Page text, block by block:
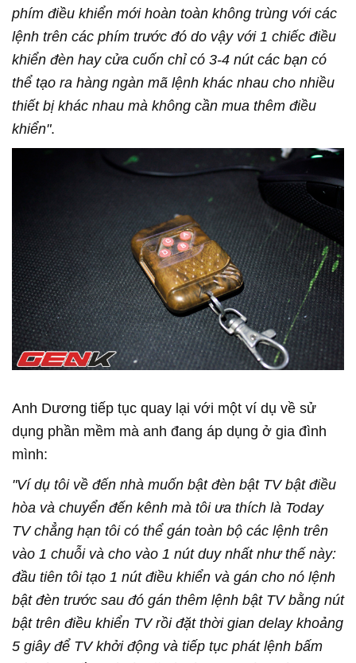
phím điều khiển mới hoàn toàn không trùng với các
lệnh trên các phím trước đó do vậy với 1 chiếc điều
khiển đèn hay cửa cuốn chỉ có 3-4 nút các bạn có
thể tạo ra hàng ngàn mã lệnh khác nhau cho nhiều
thiết bị khác nhau mà không cần mua thêm điều
khiển".
Anh Dương tiếp tục quay lại với một ví dụ về sử
dụng phần mềm mà anh đang áp dụng ở gia đình
mình:
"Ví dụ tôi về đến nhà muốn bật đèn bật TV bật điều
hòa và chuyển đến kênh mà tôi ưa thích là Today
TV chẳng hạn tôi có thể gán toàn bộ các lệnh trên
vào 1 chuỗi và cho vào 1 nút duy nhất như thế này:
đầu tiên tôi tạo 1 nút điều khiển và gán cho nó lệnh
bật đèn trước sau đó gán thêm lệnh bật TV bằng nút
bật trên điều khiển TV rồi đặt thời gian delay khoảng
5 giây để TV khởi động và tiếp tục phát lệnh bấm